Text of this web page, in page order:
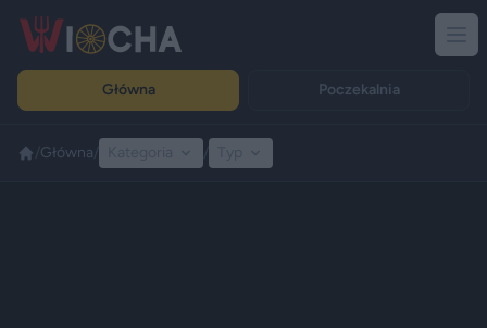
Główna Poczekalnia
Główna